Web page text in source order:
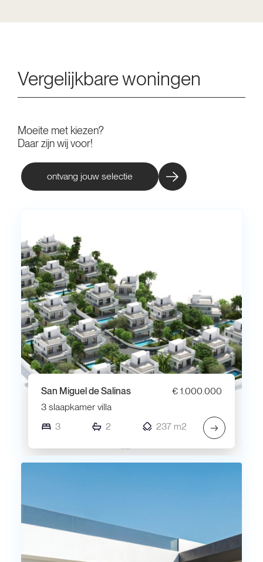
Vergelijkbare woningen
Moeite met kiezen?
Daar zijn wij voor!
ontvang jouw selectie
San Miguel de Salinas
€ 1.000.000
3 slaapkamer villa
3
2 237 m2 →